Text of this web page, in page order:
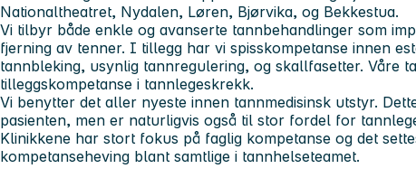
Nationaltheatret, Nydalen, Løren, Bjørvika, og Bekkestua.
Vi tilbyr både enkle og avanserte tannbehandlinger som
fjerning av tenner. I tillegg har vi spisskompetanse innen
tannbleking, usynlig tannregulering, og skallfasetter. Våre
tilleggskompetanse i tannlegeskrekk.
Vi benytter det aller nyeste innen tannmedisinsk utstyr.
pasienten, men er naturligvis også til stor fordel for
Klinikkene har stort fokus på faglig kompetanse og det
kompetanseheving blant samtlige i tannhelseteamet.